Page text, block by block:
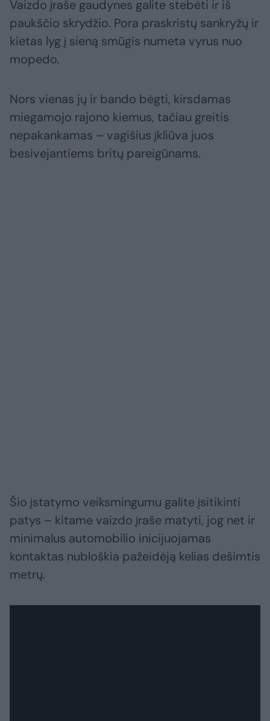
Vaizdo įraše gaudynes galite stebėti ir iš
paukščio skrydžio. Pora praskristų sankryžų ir
kietas lyg į sieną smūgis numeta vyrus nuo
mopedo.
Nors vienas jų ir bando bėgti, kirsdamas
miegamojo rajono kiemus, tačiau greitis
nepakankamas – vagišius įkliūva juos
besivejantiems britų pareigūnams.
Šio įstatymo veiksmingumu galite įsitikinti
patys – kitame vaizdo įraše matyti, jog net ir
minimalus automobilio inicijuojamas
kontaktas nubloškia pažeidėją kelias dešimtis
metrų.